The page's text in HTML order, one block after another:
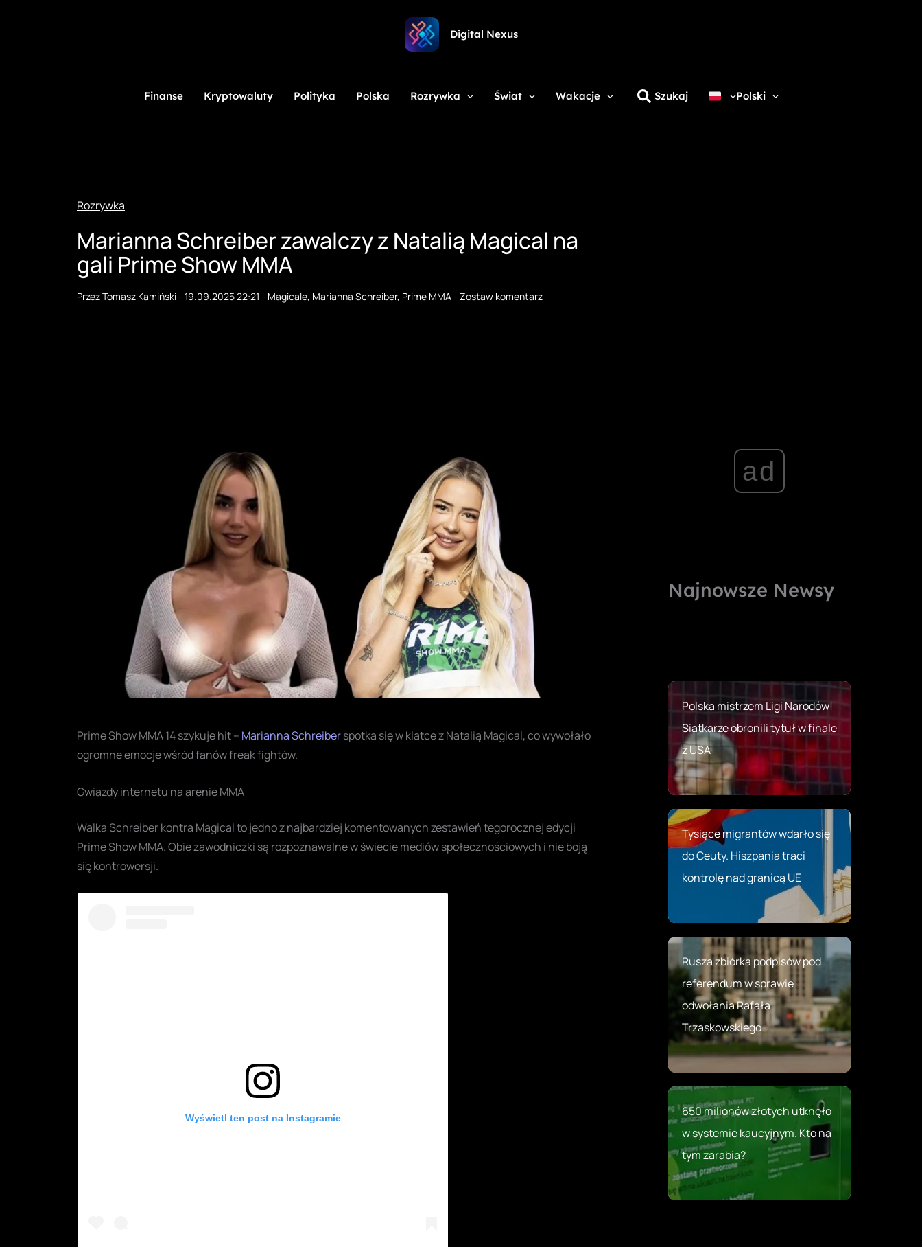
Digital Nexus
Finanse Kryptowaluty Polityka Polska Rozrywka Świat Wakacje Szukaj Polski
Rozrywka
Marianna Schreiber zawalczy z Natalią Magical na
gali Prime Show MMA
PrzezTomasz Kamiński- 19.09.2025 22:21 - Magicale, Marianna Schreiber, Prime MMA- Zostaw komentarz
Prime Show MMA 14 szykuje hit – Marianna Schreiberspotka się w klatce z Natalią Magical, co wywołało
ogromne emocje wśród fanów freak fightów.
Gwiazdy internetu na arenie MMA
Walka Schreiber kontra Magical to jedno z najbardziej komentowanych zestawień tegorocznej edycji
Prime Show MMA. Obie zawodniczki są rozpoznawalne w świecie mediów społecznościowych i nie boją
się kontrowersji.
Wyświetl ten post na Instagramie
ad
Najnowsze Newsy
Polska mistrzem Ligi Narodów!
Siatkarze obronili tytuł w finale
z USA
Tysiące migrantów wdarło się
do Ceuty. Hiszpania traci
kontrolę nad granicą UE
Rusza zbiórka podpisów pod
referendum w sprawie
odwołania Rafała
Trzaskowskiego
650 milionów złotych utknęło
w systemie kaucyjnym. Kto na
tym zarabia?